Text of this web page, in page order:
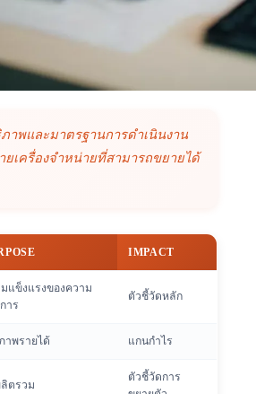
าพและมาตรฐานการดำเนินงาน
ยเครื่องจำหน่ายที่สามารถขยายได้
IMPACT
แข็งแรงของความ
าร
ตัวชี้วัดหลัก
าพรายได้ แกนกำไร
ตรวม
ตัวชี้วัดการ